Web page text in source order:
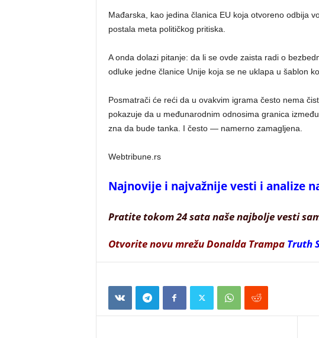
Mađarska, kao jedina članica EU koja otvoreno odbija
postala meta političkog pritiska.
A onda dolazi pitanje: da li se ovde zaista radi o
odluke jedne članice Unije koja se ne uklapa u šablon
Posmatrači će reći da u ovakvim igrama često nema
pokazuje da u međunarodnim odnosima granica
zna da bude tanka. I često — namerno zamagljena.
Webtribune.rs
Najnovije i najvažnije vesti i analize
Pratite tokom 24 sata naše najbolje vesti
Otvorite novu mrežu Donalda Trampa Truth